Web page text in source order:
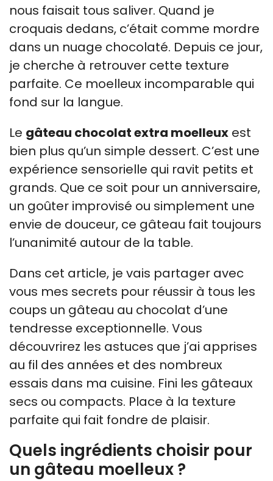
nous faisait tous saliver. Quand je
croquais dedans, c’était comme mordre
dans un nuage chocolaté. Depuis ce jour,
je cherche à retrouver cette texture
parfaite. Ce moelleux incomparable qui
fond sur la langue.
Le gâteau chocolat extra moelleux est
bien plus qu’un simple dessert. C’est une
expérience sensorielle qui ravit petits et
grands. Que ce soit pour un anniversaire,
un goûter improvisé ou simplement une
envie de douceur, ce gâteau fait toujours
l’unanimité autour de la table.
Dans cet article, je vais partager avec
vous mes secrets pour réussir à tous les
coups un gâteau au chocolat d’une
tendresse exceptionnelle. Vous
découvrirez les astuces que j’ai apprises
au fil des années et des nombreux
essais dans ma cuisine. Fini les gâteaux
secs ou compacts. Place à la texture
parfaite qui fait fondre de plaisir.
Quels ingrédients choisir pour
un gâteau moelleux ?